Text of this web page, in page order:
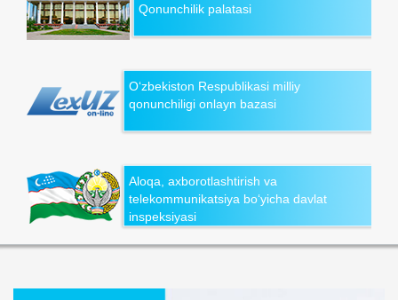
Qonunchilik palatasi
O‘zbekiston Respublikasi milliy
qonunchiligi onlayn bazasi
Aloqa, axborotlashtirish va
telekommunikatsiya bo‘yicha davlat
inspeksiyasi